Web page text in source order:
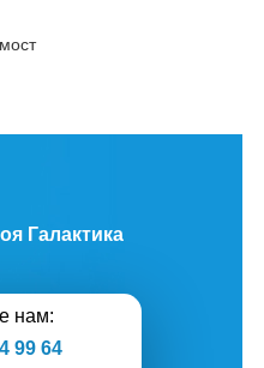
Галактика
нам:
99 64